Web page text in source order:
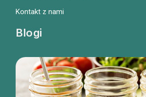
Kontakt z nami
Blogi